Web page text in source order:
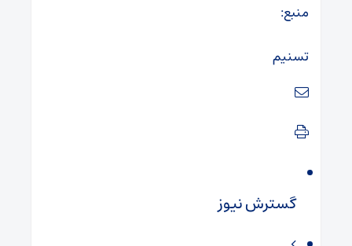
منبع:
تسنیم
گسترش نیوز